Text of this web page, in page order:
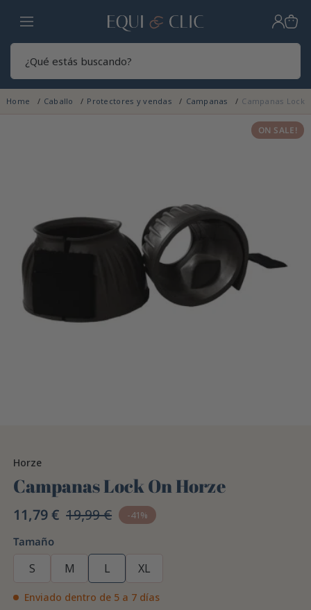
Hogar
Home Caballo Protectores y vendas Campanas Campanas Lock
ON SALE!
Horze
Campanas Lock On Horze
11,79 € 19,99 € -41%
Tamaño
S M L XL
Enviado dentro de 5 a 7 días